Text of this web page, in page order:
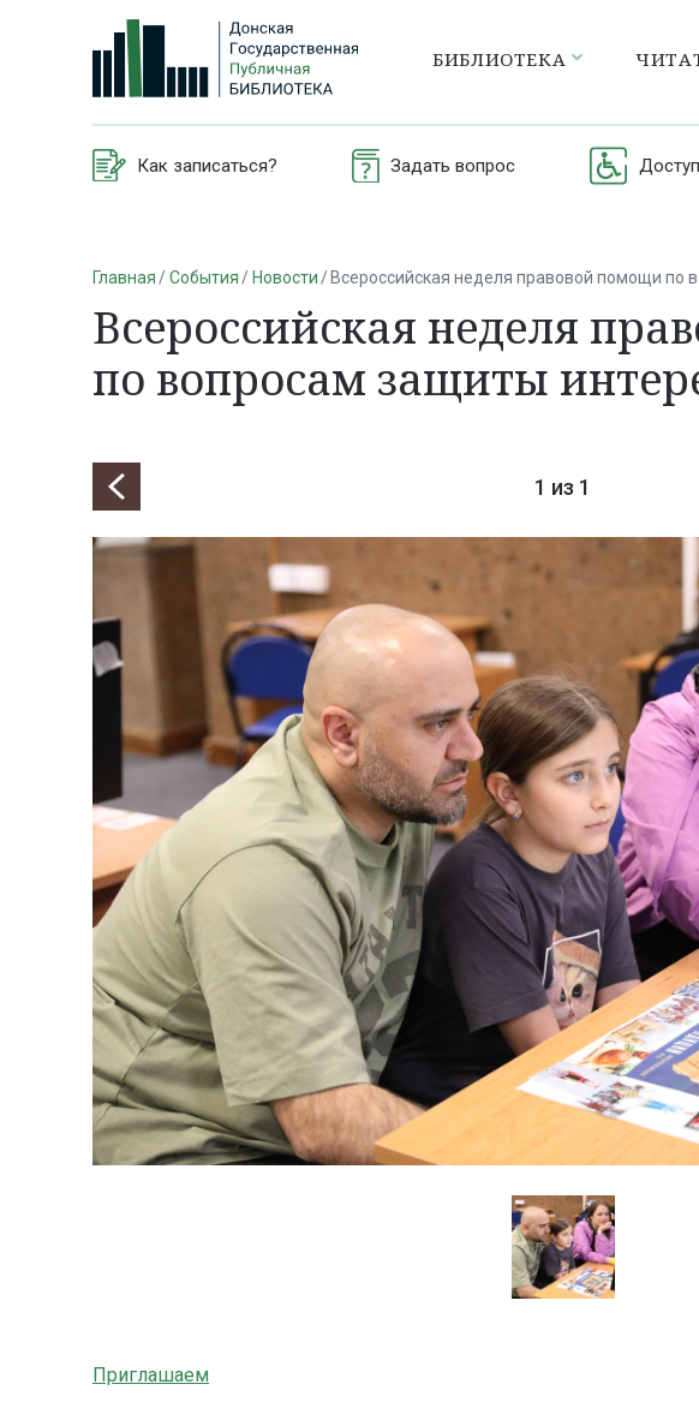
БИБЛИОТЕКА
Как записаться? Задать вопрос
Главная События Новости Всероссийская неделя правовой помощи по
Всероссийская неделя
по вопросам защиты
1 из 1
Приглашаем